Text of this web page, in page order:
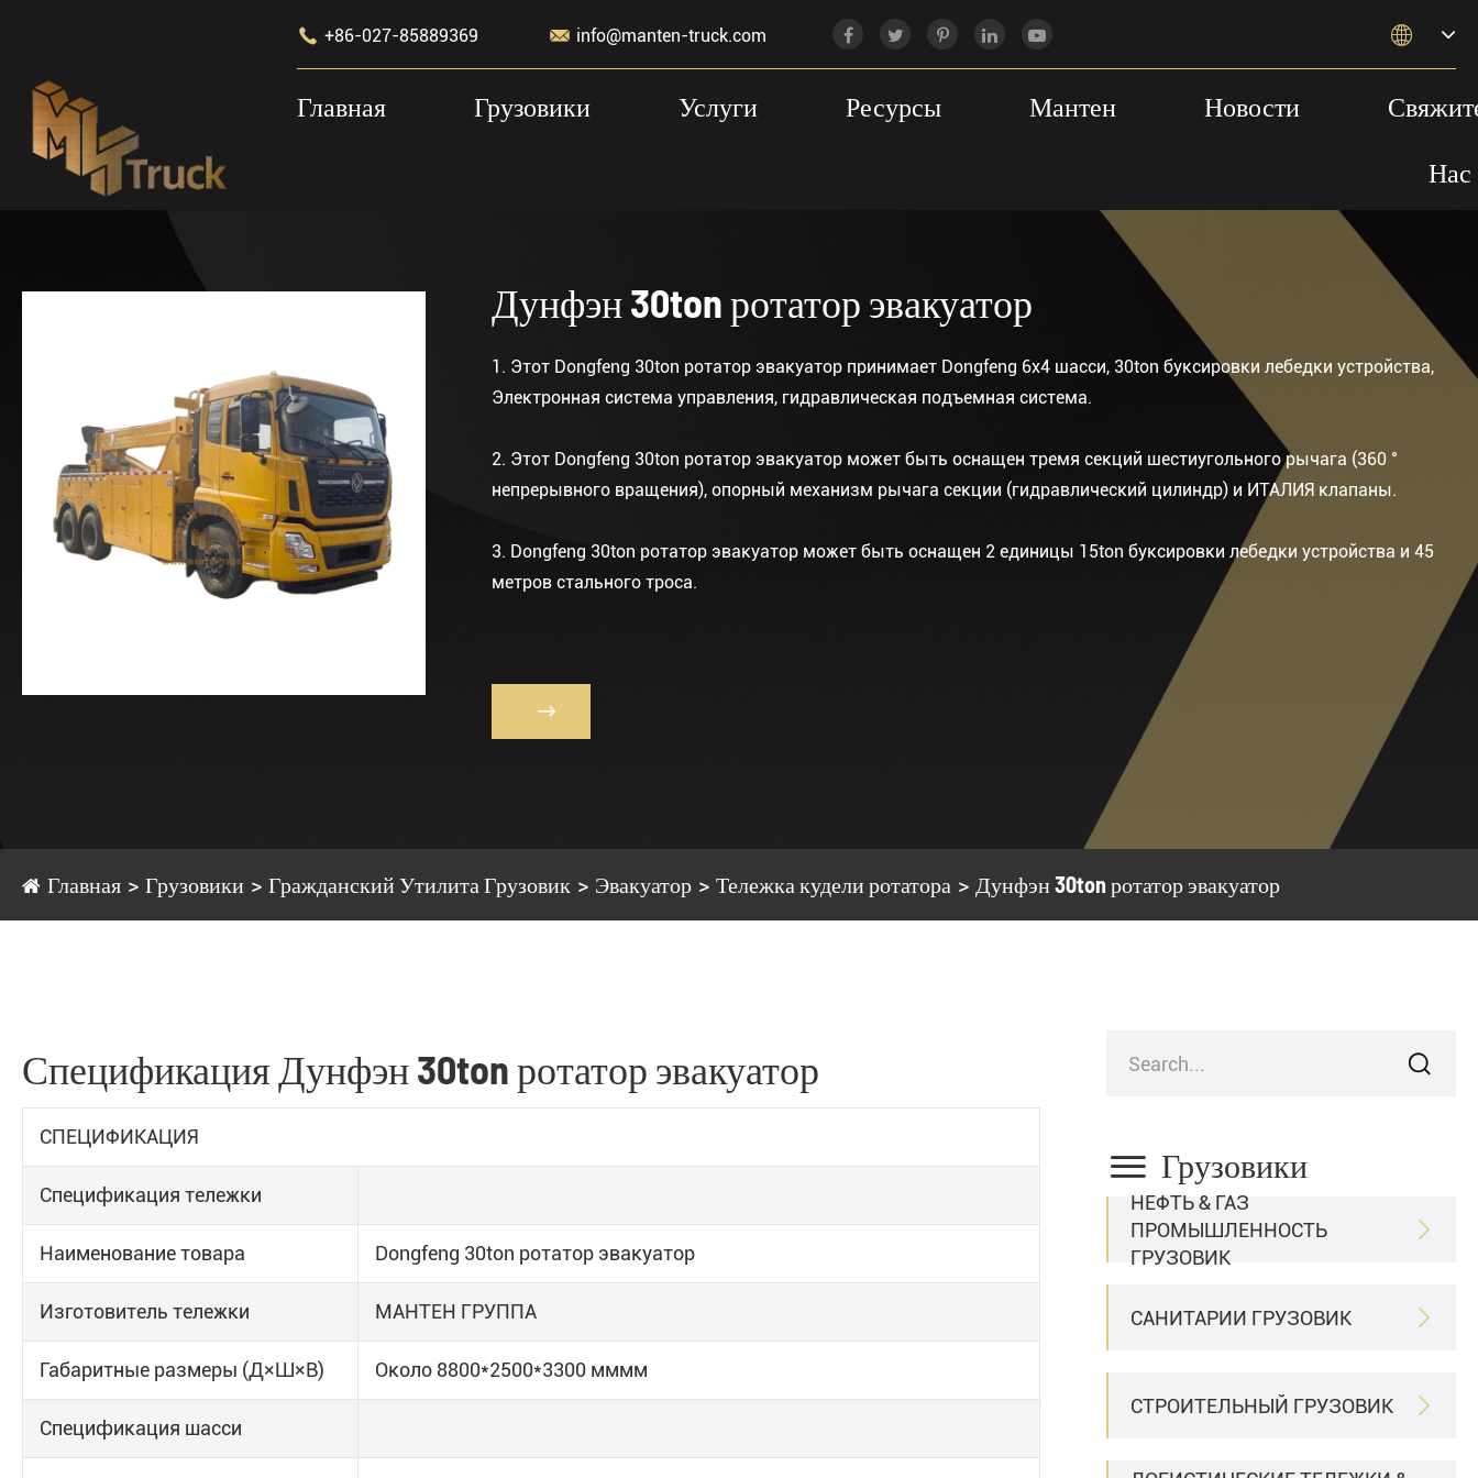
 +86-027-85889369  info@manten-truck.com 
Главная Грузовики Услуги Ресурсы Мантен Новости
Нас
Дунфэн 30ton ротатор эвакуатор
1. Этот Dongfeng 30ton ротатор эвакуатор принимает Dongfeng 6x4 шасси, 30ton буксировки лебедки устройства,
Электронная система управления, гидравлическая подъемная система.
2. Этот Dongfeng 30ton ротатор эвакуатор может быть оснащен тремя секций шестиугольного рычага (360 °
непрерывного вращения), опорный механизм рычага секции (гидравлический цилиндр) и ИТАЛИЯ клапаны.
3. Dongfeng 30ton ротатор эвакуатор может быть оснащен 2 единицы 15ton буксировки лебедки устройства и 45
метров стального троса.

Главная Грузовики Гражданский Утилита Грузовик Эвакуатор Тележка кудели ротатора Дунфэн 30ton ротатор эвакуатор
Спецификация Дунфэн 30ton ротатор эвакуатор
СПЕЦИФИКАЦИЯ
Спецификация тележки
Наименование товара Dongfeng 30ton ротатор эвакуатор
Изготовитель тележки МАНТЕН ГРУППА
Габаритные размеры (Д×Ш×В) Около 8800*2500*3300 мммм
Спецификация шасси

 Грузовики
НЕФТЬ & ГАЗ
ПРОМЫШЛЕННОСТЬ
ГРУЗОВИК

САНИТАРИИ ГРУЗОВИК 
СТРОИТЕЛЬНЫЙ ГРУЗОВИК 